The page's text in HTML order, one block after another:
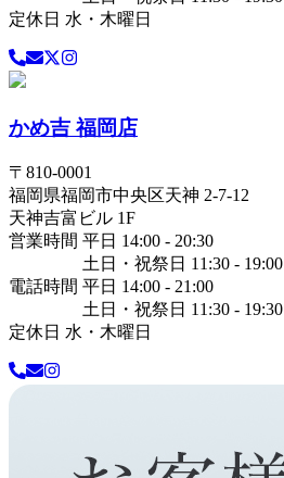
定休日 水・木曜日
かめ吉 福岡店
〒 810-0001
福岡県福岡市中央区天神 2-7-12
天神吉富ビル 1F
営業時間 平日 14:00 - 20:30
土日・祝祭日 11:30 - 19:00
電話時間 平日 14:00 - 21:00
土日・祝祭日 11:30 - 19:30
定休日 水・木曜日